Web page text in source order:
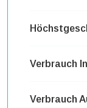
Verbrauch
Verbrauch